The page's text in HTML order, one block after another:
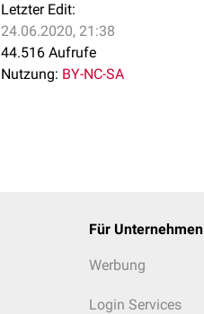
Letzter Edit:
24.06.2020, 21:38
44.516 Aufrufe
Nutzung: BY-NC-SA
Für Unternehmen
Werbung
Login Services